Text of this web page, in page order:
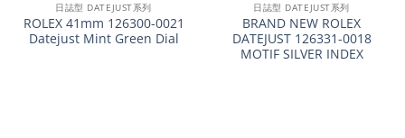
日誌型 DATEJUST系列
ROLEX 41mm 126300-0021
Datejust Mint Green Dial
日誌型 DATEJUST系列
BRAND NEW ROLEX
DATEJUST 126331-0018
MOTIF SILVER INDEX